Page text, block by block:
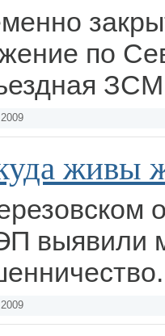
по
живы
выявили